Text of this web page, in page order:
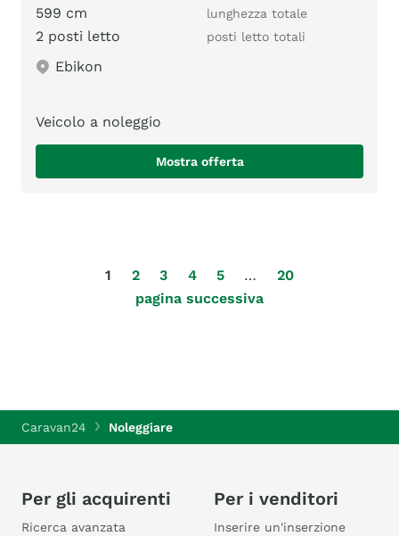
599 cm lunghezza totale
2 posti letto posti letto totali
Ebikon
Veicolo a noleggio
Mostra offerta
1 2 3 4 5 …
20
pagina successiva
Caravan24 Noleggiare
Per gli acquirenti
Ricerca avanzata
Per i venditori
Inserire un'inserzione